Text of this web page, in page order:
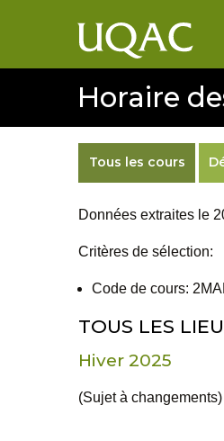
Horaire
Tous les cours
Données extraites le
Critères de sélection:
Code de cours:
TOUS LES
Hiver 2025
(Sujet à changements)